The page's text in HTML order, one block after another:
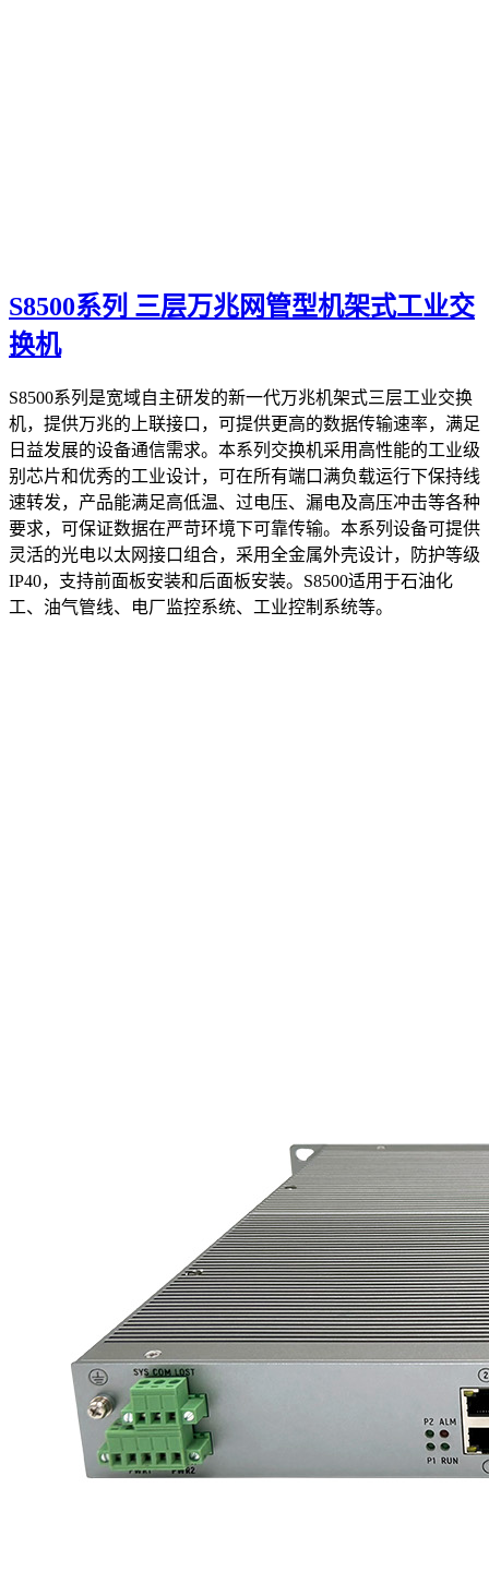
S8500系列 三层万兆网管型机架式工业交
换机
S8500系列是宽域自主研发的新一代万兆机架式三层工业交换
机，提供万兆的上联接口，可提供更高的数据传输速率，满足
日益发展的设备通信需求。本系列交换机采用高性能的工业级
别芯片和优秀的工业设计，可在所有端口满负载运行下保持线
速转发，产品能满足高低温、过电压、漏电及高压冲击等各种
要求，可保证数据在严苛环境下可靠传输。本系列设备可提供
灵活的光电以太网接口组合，采用全金属外壳设计，防护等级
IP40，支持前面板安装和后面板安装。S8500适用于石油化
工、油气管线、电厂监控系统、工业控制系统等。